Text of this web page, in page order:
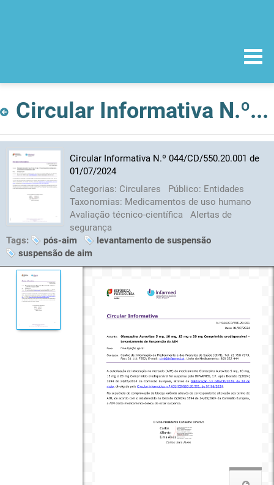
Circular Informativa N.º 044/CD/550.20.001 de 01/07/2024
Circular Informativa N.º 044/CD/550.20.001 de
01/07/2024
Categorias: Circulares Público: Entidades
Taxonomias: Medicamentos de uso humano
Avaliação técnico-científica
Alertas de
segurança
Tags:
pós-aim
levantamento de suspensão
suspensão de aim